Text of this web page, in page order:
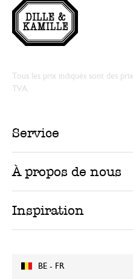
BE - FR
Tous les prix indiqués sont des
TVA.
Service
À propos de nous
Inspiration